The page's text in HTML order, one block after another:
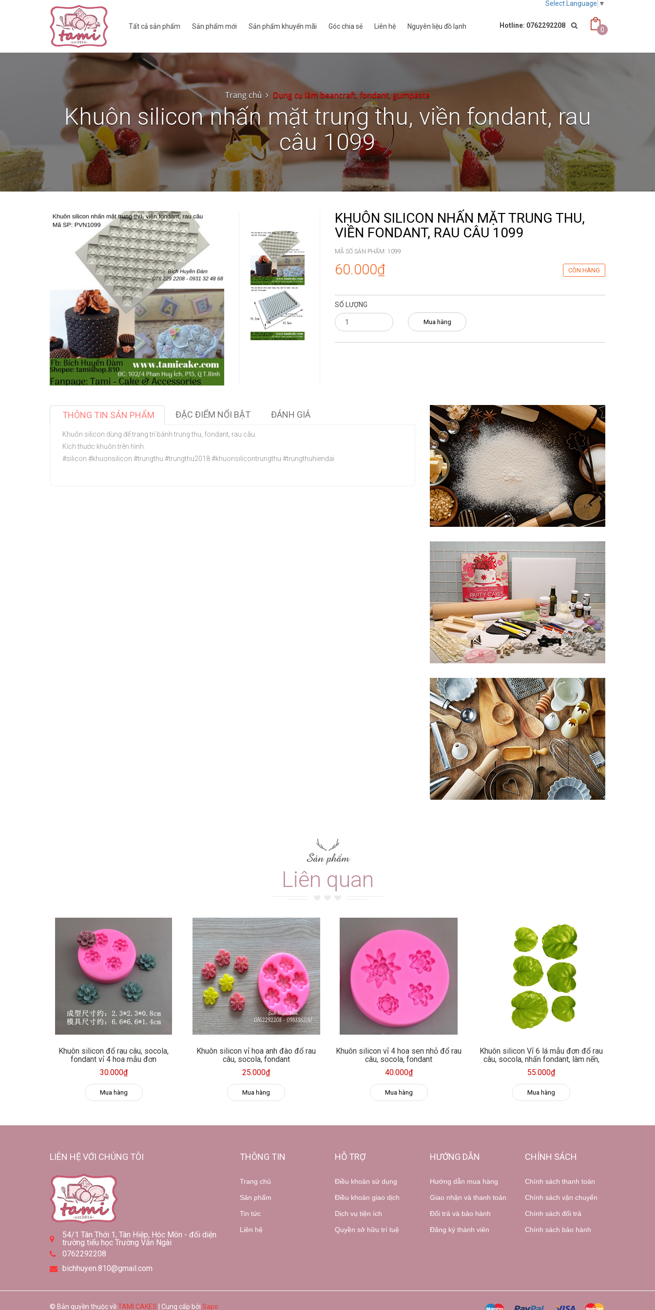
Select Language ▼
Hotline: 0762292208
0
Tất cả sản phẩm Sản phẩm mới Sản phẩm khuyến mãi Góc chia sẻ Liên hệ Nguyên liệu đồ lạnh
Trang chủ Dụng cụ làm beancraft, fondant, gumpaste
Khuôn silicon nhấn mặt trung thu, viền fondant, rau
câu 1099
KHUÔN SILICON NHẤN MẶT TRUNG THU,
VIỀN FONDANT, RAU CÂU 1099
MÃ SỐ SẢN PHẨM: 1099
60.000₫ CÒN HÀNG
SỐ LƯỢNG
Mua hàng
THÔNG TIN SẢN PHẨM ĐẶC ĐIỂM NỔI BẬT ĐÁNH GIÁ
Khuôn silicon dùng để trang trí bánh trung thu, fondant, rau câu.
Kích thước khuôn trên hình.
#silicon #khuonsilicon #trungthu #trungthu2018 #khuonsilicontrungthu #trungthuhiendai
Sản phẩm
Liên quan
Khuôn silicon đổ rau câu, socola,
fondant vỉ 4 hoa mẫu đơn
30.000₫
Mua hàng
Khuôn silicon vỉ hoa anh đào đổ rau
câu, socola, fondant
25.000₫
Mua hàng
Khuôn silicon vỉ 4 hoa sen nhỏ đổ rau
câu, socola, fondant
40.000₫
Mua hàng
Khuôn silicon Vỉ 6 lá mẫu đơn đổ rau
câu, socola, nhấn fondant, làm nến,
sáp thơm
55.000₫
Mua hàng
LIÊN HỆ VỚI CHÚNG TÔI
54/1 Tân Thới 1, Tân Hiệp, Hóc Môn - đối diện
trường tiểu học Trường Văn Ngài
0762292208
bichhuyen.810@gmail.com
THÔNG TIN
Trang chủ
Sản phẩm
Tin tức
Liên hệ
HỖ TRỢ
Điều khoản sử dụng
Điều khoản giao dịch
Dịch vụ tiện ích
Quyền sở hữu trí tuệ
HƯỚNG DẪN
Hướng dẫn mua hàng
Giao nhận và thanh toán
Đổi trả và bảo hành
Đăng ký thành viên
CHÍNH SÁCH
Chính sách thanh toán
Chính sách vận chuyển
Chính sách đổi trả
Chính sách bảo hành
© Bản quyền thuộc vềTAMI CAKES | Cung cấp bởi Sapo